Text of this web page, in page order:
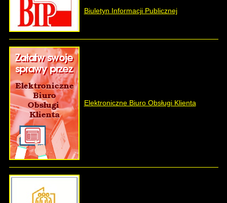
Biuletyn Informacji Publicznej
Elektroniczne Biuro Obsługi Klienta